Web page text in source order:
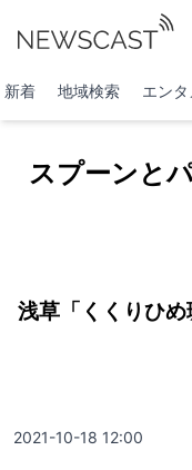
新着 地域検索 エンタ
スプーンと
浅草「くくりひ
2021-10-18 12:00